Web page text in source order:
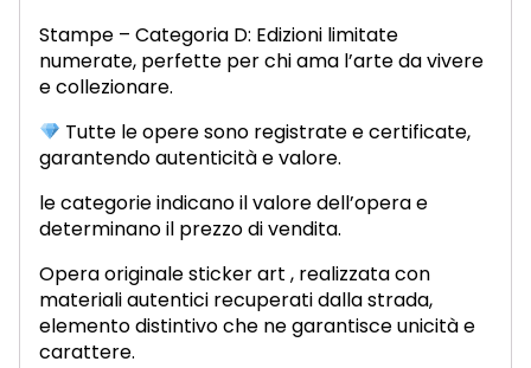
Stampe – Categoria D: Edizioni limitate
numerate, perfette per chi ama l’arte da vivere
e collezionare.
Tutte le opere sono registrate e certificate,
garantendo autenticità e valore.
le categorie indicano il valore dell’opera e
determinano il prezzo di vendita.
Opera originale sticker art , realizzata con
materiali autentici recuperati dalla strada,
elemento distintivo che ne garantisce unicità e
carattere.